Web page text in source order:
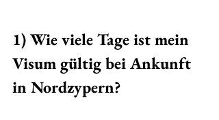
1) Wie viele Tage ist mein
Visum gültig bei Ankunft
in Nordzypern?